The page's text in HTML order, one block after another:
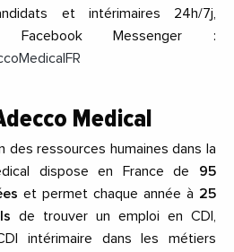
et intérimaires 24h/7j,
Facebook Messenger :
Medical
des ressources humaines dans la
dispose en France de 95
et permet chaque année à 25
de trouver un emploi en CDI,
intérimaire dans les métiers